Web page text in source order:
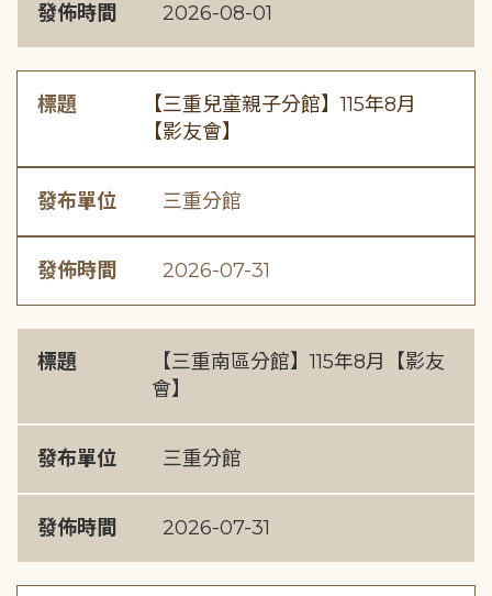
發佈時間 2026-08-01
標題
【三重兒童親子分館】115年8月
【影友會】
發布單位 三重分館
發佈時間 2026-07-31
標題
【三重南區分館】115年8月【影友
會】
發布單位 三重分館
發佈時間 2026-07-31